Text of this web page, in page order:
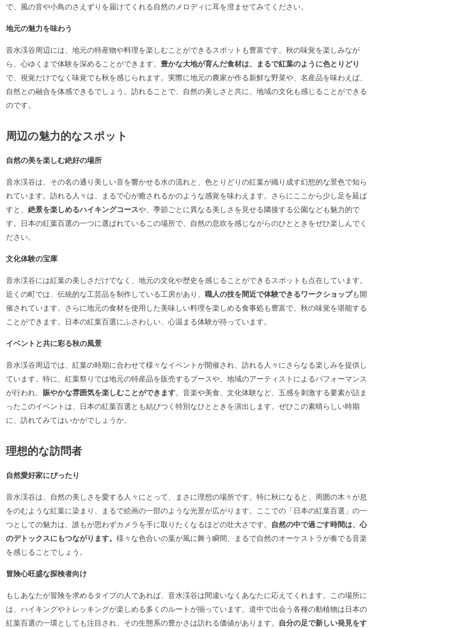
で、風の音や小鳥のさえずりを届けてくれる自然のメロディに耳を澄ませてみてください。
地元の魅力を味わう
音水渓谷周辺には、地元の特産物や料理を楽しむことができるスポットも豊富です。秋の味覚を楽しみなが
ら、心ゆくまで体験を深めることができます。 豊かな大地が育んだ食材は、まるで紅葉のように色とりどり
で、視覚だけでなく味覚でも秋を感じられます。実際に地元の農家が作る新鮮な野菜や、名産品を味わえば、
自然との融合を体感できるでしょう。訪れることで、自然の美しさと共に、地域の文化も感じることができる
のです。
周辺の魅力的なスポット
自然の美を楽しむ絶好の場所
音水渓谷は、その名の通り美しい音を響かせる水の流れと、色とりどりの紅葉が織り成す幻想的な景色で知ら
れています。訪れる人々は、まるで心が癒されるかのような感覚を味わえます。さらにここから少し足を延ば
すと、 絶景を楽しめるハイキングコースや、季節ごとに異なる美しさを見せる隣接する公園なども魅力的で
す。日本の紅葉百選の一つに選ばれているこの場所で、自然の息吹を感じながらのひとときをぜひ楽しんでく
ださい。
文化体験の宝庫
音水渓谷には紅葉の美しさだけでなく、地元の文化や歴史を感じることができるスポットも点在しています。
近くの町では、伝統的な工芸品を制作している工房があり、 職人の技を間近で体験できるワークショップも開
催されています。さらに地元の食材を使用した美味しい料理を楽しめる食事処も豊富で、秋の味覚を堪能する
ことができます。日本の紅葉百選にふさわしい、心温まる体験が待っています。
イベントと共に彩る秋の風景
音水渓谷周辺では、紅葉の時期に合わせて様々なイベントが開催され、訪れる人々にさらなる楽しみを提供し
ています。特に、紅葉祭りでは地元の特産品を販売するブースや、地域のアーティストによるパフォーマンス
が行われ、 賑やかな雰囲気を楽しむことができます。音楽や美食、文化体験など、五感を刺激する要素が詰ま
ったこのイベントは、日本の紅葉百選とも結びつく特別なひとときを演出します。ぜひこの素晴らしい時期
に、訪れてみてはいかがでしょうか。
理想的な訪問者
自然愛好家にぴったり
音水渓谷は、自然の美しさを愛する人々にとって、まさに理想の場所です。特に秋になると、周囲の木々が息
をのむような紅葉に染まり、まるで絵画の一部のような光景が広がります。ここでの「日本の紅葉百選」の一
つとしての魅力は、誰もが思わずカメラを手に取りたくなるほどの壮大さです。
自然の中で過ごす時間は、心
のデトックスにもつながります。 様々な色合いの葉が風に舞う瞬間、まるで自然のオーケストラが奏でる音楽
を感じることでしょう。
冒険心旺盛な探検者向け
もしあなたが冒険を求めるタイプの人であれば、音水渓谷は間違いなくあなたに応えてくれます。この場所に
は、ハイキングやトレッキングが楽しめる多くのルートが揃っています。道中で出会う各種の動植物は日本の
紅葉百選の一環としても注目され、その生態系の豊かさは訪れる価値があります。
自分の足で新しい発見をす